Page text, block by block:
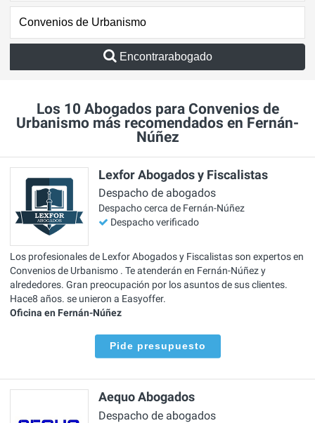
Encontrarabogado
Los 10 Abogados para Convenios de
Urbanismo más recomendados en Fernán-
Núñez
Lexfor Abogados y Fiscalistas
Despacho de abogados
Despacho cerca de Fernán-Núñez
Despacho verificado
Los profesionales de Lexfor Abogados y Fiscalistas son expertos en
Convenios de Urbanismo . Te atenderán en Fernán-Núñez y
alrededores. Gran preocupación por los asuntos de sus clientes.
Hace8 años. se unieron a Easyoffer.
Oficina en Fernán-Núñez
Pide presupuesto
Aequo Abogados
Despacho de abogados